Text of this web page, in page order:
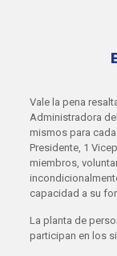
Vale la pena
Administradora
mismos para
Presidente, 1
miembros,
capacidad a su
La planta de
participan en los